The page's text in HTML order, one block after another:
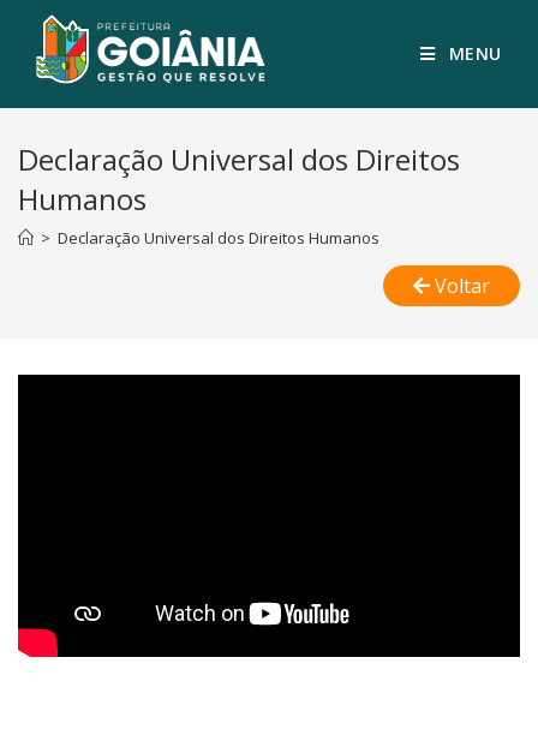
MENU
Declaração Universal dos Direitos
Humanos
> Declaração Universal dos Direitos Humanos
Voltar